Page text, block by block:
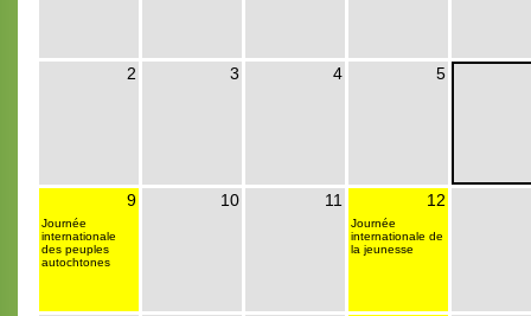
2 3 4 5
9
Journée
internationale
des peuples
autochtones
10 11 12
Journée
internationale de
la jeunesse